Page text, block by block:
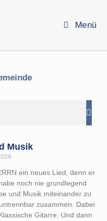
Menü
Musik
ein neues Lied, denn er
noch nie grundlegend
und Musik miteinander zu
zusammen. Dabei
Gitarre. Und dann